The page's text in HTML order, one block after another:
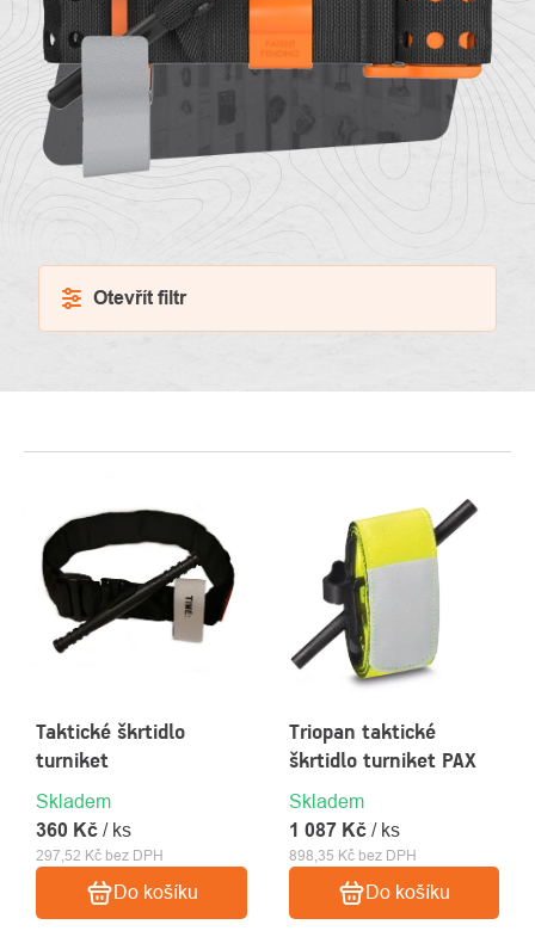
O
nás
Kontakty
Otevřít filtr
PRODUKTŮ
Taktické škrtidlo
turniket
Skladem
297,52 Kč bez DPH
360 Kč / ks
Do košíku
Triopan taktické
škrtidlo turniket PAX
Skladem
898,35 Kč bez DPH
1 087 Kč / ks
Do košíku